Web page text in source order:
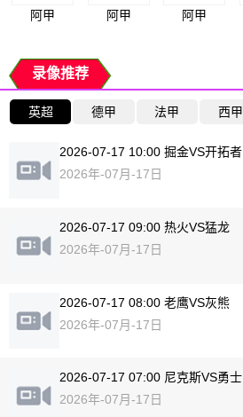
阿甲 阿甲 阿甲
录像推荐
英超 德甲 法甲 西甲
2026-07-17 10:00 掘金VS开拓者
2026年-07月-17日
2026-07-17 09:00 热火VS猛龙
2026年-07月-17日
2026-07-17 08:00 老鹰VS灰熊
2026年-07月-17日
2026-07-17 07:00 尼克斯VS勇士
2026年-07月-17日